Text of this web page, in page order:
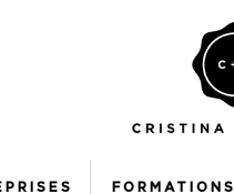
FORMATIONS